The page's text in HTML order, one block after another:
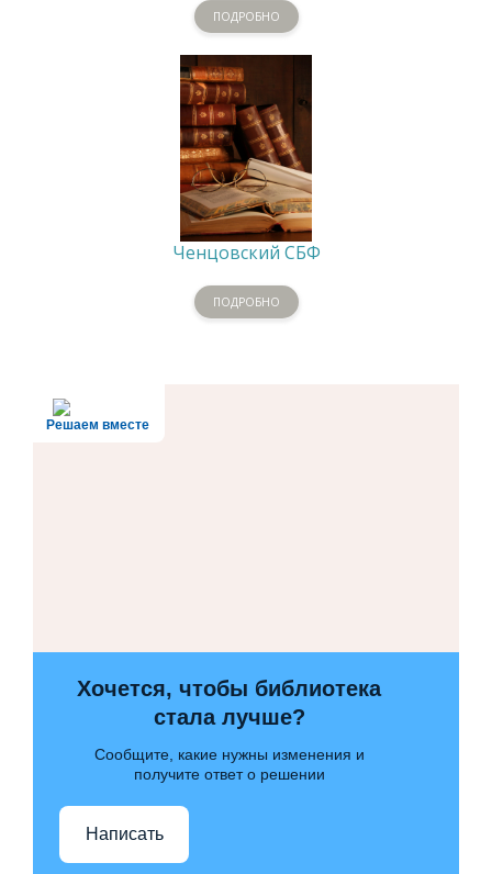
ПОДРОБНО
Ченцовский СБФ
ПОДРОБНО
Решаем вместе
Хочется, чтобы библиотека
стала лучше?
Сообщите, какие нужны изменения и
получите ответ о решении
Написать